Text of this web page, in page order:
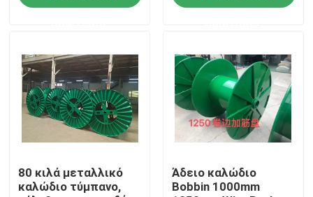
Επικοινωνήστε μαζί μας
Ζητήστε μια προσφορά
Μηχανή εκτόξευσης καλωδίων
Μηχανή εκτόξευσης συρμάτων
80 κιλά μεταλλικό
καλώδιο τύμπανο,
Άδειο καλώδιο
Bobbin 1000mm